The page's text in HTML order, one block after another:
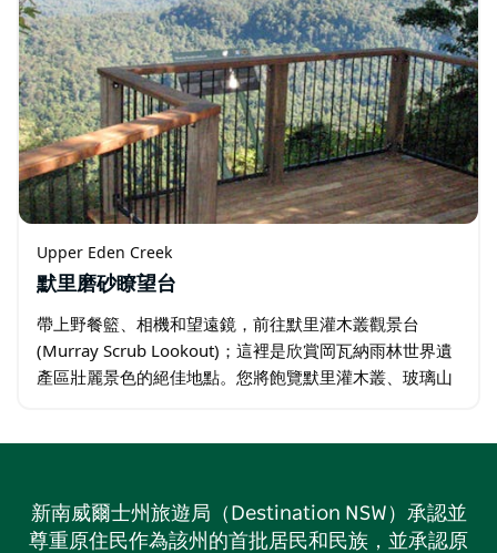
Upper Eden Creek
默里磨砂瞭望台
帶上野餐籃、相機和望遠鏡，前往默里灌木叢觀景台
(Murray Scrub Lookout)；這裡是欣賞岡瓦納雨林世界遺
產區壯麗景色的絕佳地點。您將飽覽默里灌木叢、玻璃山
新南威爾士州旅遊局（Destination NSW）承認並
尊重原住民作為該州的首批居民和民族，並承認原